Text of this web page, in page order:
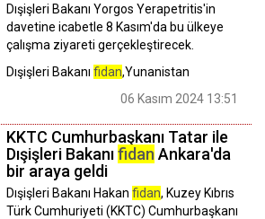
Dışişleri Bakanı Yorgos Yerapetritis'in
davetine icabetle 8 Kasım'da bu ülkeye
çalışma ziyareti gerçekleştirecek.
Dışişleri Bakanı fidan,Yunanistan
06 Kasım 2024 13:51
KKTC Cumhurbaşkanı Tatar ile
Dışişleri Bakanıfidan Ankara'da
bir araya geldi
Dışişleri Bakanı Hakan fidan, Kuzey Kıbrıs
Türk Cumhuriyeti (KKTC) Cumhurbaşkanı